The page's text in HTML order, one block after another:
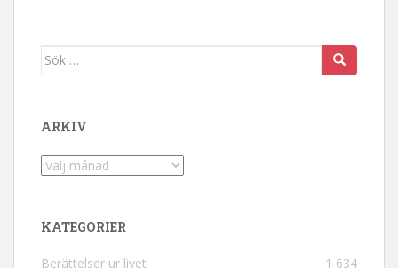
Sök efter:
ARKIV
Arkiv
KATEGORIER
Berättelser ur livet 1 634